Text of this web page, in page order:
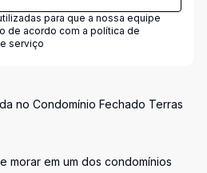
para que a nossa equipe
de acordo com a política de
serviço
no Condomínio Fechado Terras
morar em um dos condomínios